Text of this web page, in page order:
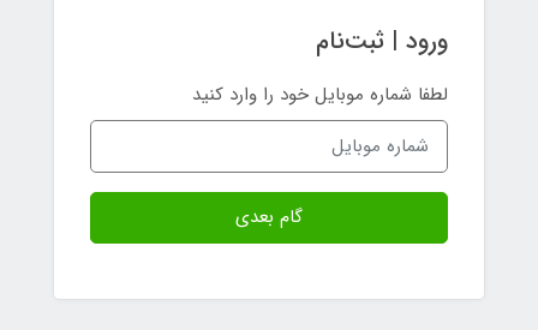
ورود | ثبت‌نام
لطفا شماره موبایل خود را وارد کنید
گام بعدی